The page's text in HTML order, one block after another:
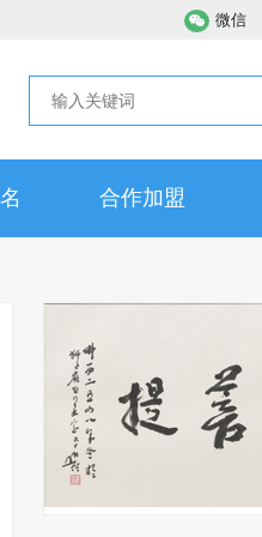
微信
合作加盟